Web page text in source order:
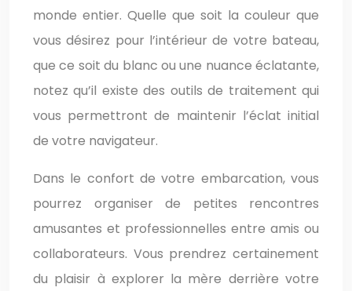
monde entier. Quelle que soit la couleur que
vous désirez pour l’intérieur de votre bateau,
que ce soit du blanc ou une nuance éclatante,
notez qu’il existe des outils de traitement qui
vous permettront de maintenir l’éclat initial
de votre navigateur.
Dans le confort de votre embarcation, vous
pourrez organiser de petites rencontres
amusantes et professionnelles entre amis ou
collaborateurs. Vous prendrez certainement
du plaisir à explorer la mère derrière votre